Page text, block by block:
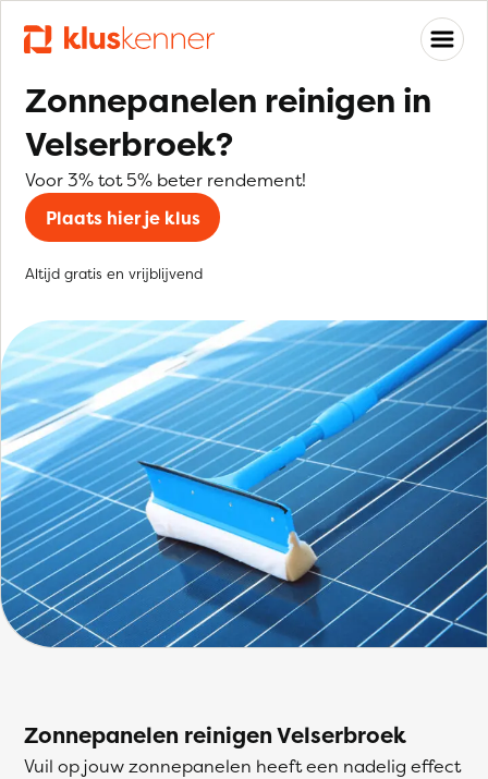
Zonnepanelen reinigen in
Velserbroek?
Voor 3% tot 5% beter rendement!
Plaats hier je klus
Altijd gratis en vrijblijvend
Zonnepanelen reinigen Velserbroek
Vuil op jouw zonnepanelen heeft een nadelig effect